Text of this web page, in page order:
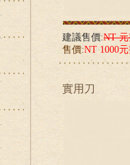
建議售價:NT
售價:NT 1000
實用刀